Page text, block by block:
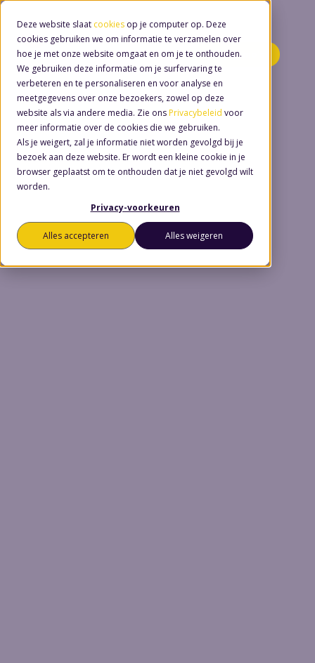
Deze website slaat cookies op je computer op. Deze
cookies gebruiken we om informatie te verzamelen over
hoe je met onze website omgaat en om je te onthouden.
We gebruiken deze informatie om je surfervaring te
verbeteren en te personaliseren en voor analyse en
meetgegevens over onze bezoekers, zowel op deze
website als via andere media. Zie ons Privacybeleid voor
meer informatie over de cookies die we gebruiken.
Als je weigert, zal je informatie niet worden gevolgd bij je
bezoek aan deze website. Er wordt een kleine cookie in je
browser geplaatst om te onthouden dat je niet gevolgd wilt
worden.
Privacy-voorkeuren
Alles accepteren Alles weigeren
Minidemo's